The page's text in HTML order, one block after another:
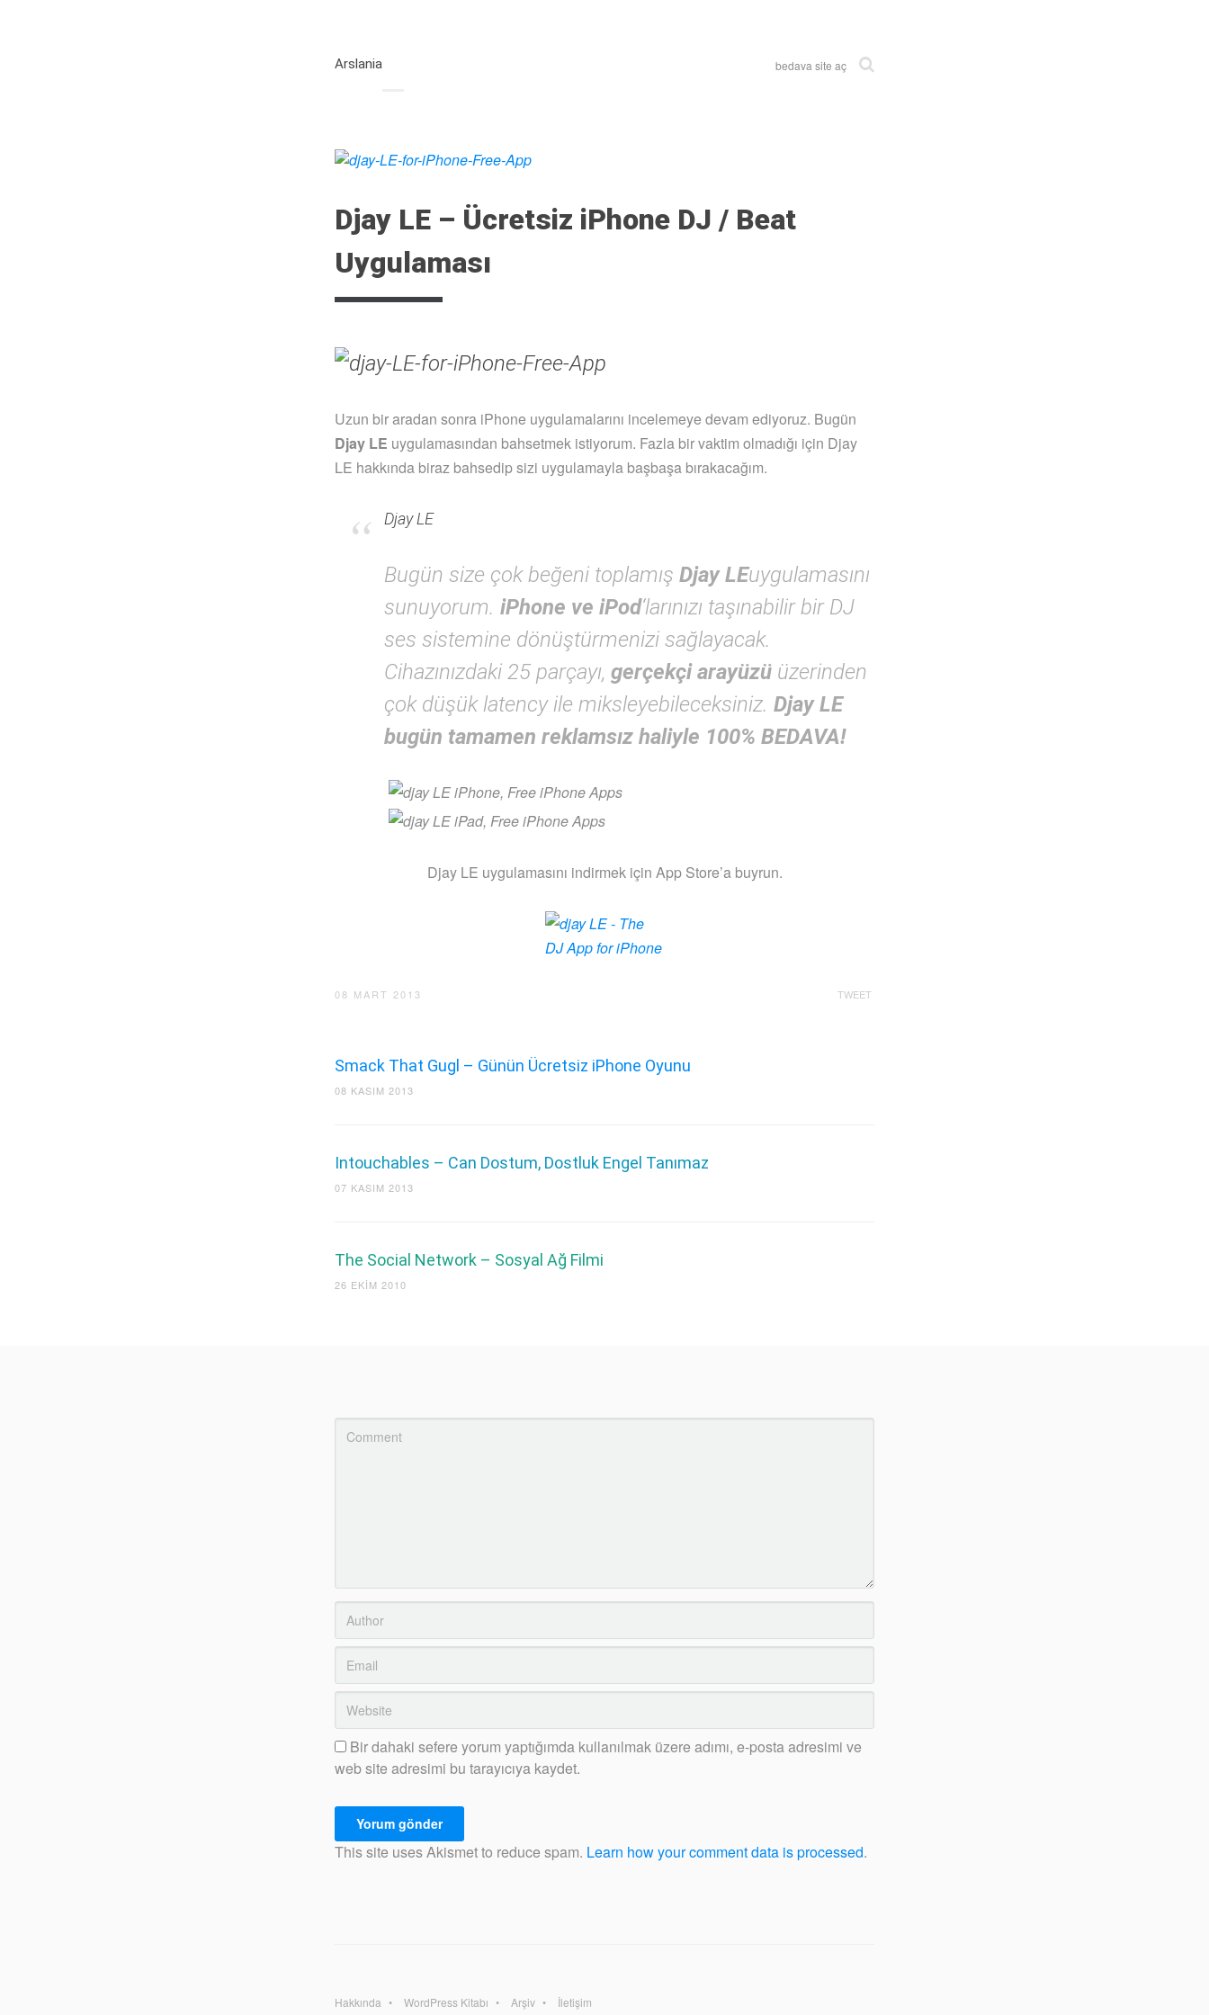
Arslania bedava site aç
Djay LE – Ücretsiz iPhone DJ / Beat
Uygulaması
Uzun bir aradan sonra iPhone uygulamalarını incelemeye devam ediyoruz. Bugün
Djay LE uygulamasından bahsetmek istiyorum. Fazla bir vaktim olmadığı için Djay
LE hakkında biraz bahsedip sizi uygulamayla başbaşa bırakacağım.
Djay LE
Bugün size çok beğeni toplamış Djay LEuygulamasını
sunuyorum. iPhone ve iPod‘larınızı taşınabilir bir DJ
ses sistemine dönüştürmenizi sağlayacak.
Cihazınızdaki 25 parçayı, gerçekçi arayüzü üzerinden
çok düşük latency ile miksleyebileceksiniz. Djay LE
bugün tamamen reklamsız haliyle 100% BEDAVA!
Djay LE uygulamasını indirmek için App Store’a buyrun.
08 MART 2013 TWEET
Smack That Gugl – Günün Ücretsiz iPhone Oyunu
08 KASIM 2013
Intouchables – Can Dostum, Dostluk Engel Tanımaz
07 KASIM 2013
The Social Network – Sosyal Ağ Filmi
26 EKIM 2010
Bir dahaki sefere yorum yaptığımda kullanılmak üzere adımı, e-posta adresimi ve
web site adresimi bu tarayıcıya kaydet.
This site uses Akismet to reduce spam. Learn how your comment data is processed.
Hakkında WordPress Kitabı Arşiv İletişim